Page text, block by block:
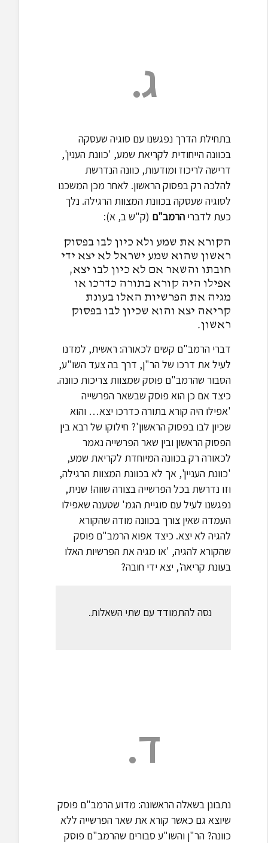
ג.
בתחילת הדרך נפגשנו עם סוגיה שעסקה
בכוונה הייחודית לקריאת שמע, 'כוונת הענין',
דרישה לריכוז ומודעות, כוונה הנדרשת
להלכה רק בפסוק הראשון. לאחר מכן המשכנו
לסוגיה שעסקה בכוונת המצוות הרגילה. נלך
כעת לדבריהרמב"ם (ק"ש ב, א):
הקורא את שמע ולא כיון לבו בפסוק
ראשון שהוא שמע ישראל לא יצא ידי
חובתו והשאר אם לא כיון לבו יצא,
אפילו היה קורא בתורה כדרכו או
מגיה את הפרשיות האלו בעונת
קריאה יצא והוא שכיון לבו בפסוק
ראשון.
דברי הרמב"ם קשים לכאורה: ראשית, למדנו
לעיל את דרכו של הר"ן, דרך בה צעד השו"ע,
הסבור שהרמב"ם פוסק שמצוות צריכות כוונה.
כיצד אם כן הוא פוסק שבשאר הפרשייה
'אפילו היה קורא בתורה כדרכו יצא… והוא
שכיון לבו בפסוק הראשון'? חילוקו של רבא בין
הפסוק הראשון ובין שאר הפרשייה נאמר
לכאורה רק בכוונה המיוחדת לקריאת שמע,
'כוונת העניין', אך לא בכוונת המצוות הרגילה,
וזו נדרשת בכל הפרשייה בצורה שווה! שנית,
נפגשנו לעיל עם סוגיית הגמ' שטענה שאפילו
העמדה שאין צורך בכוונה מודה שהקורא
להגיה לא יצא. כיצד אפוא הרמב"ם פוסק
שהקורא להגיה, 'או מגיה את הפרשיות האלו
בעונת קריאה', יצא ידי חובה?
נסה להתמודד עם שתי השאלות.
ד.
נתבונן בשאלה הראשונה: מדוע הרמב"ם פוסק
שיוצא גם כאשר קורא את שאר הפרשייה ללא
כוונה? הר"ן והשו"ע סבורים שהרמב"ם פוסק